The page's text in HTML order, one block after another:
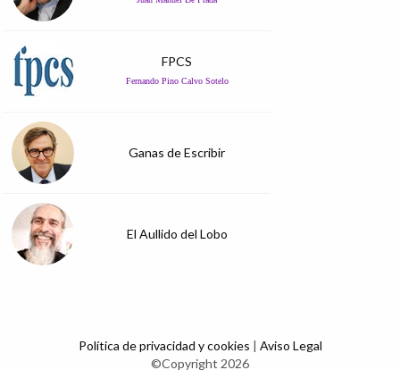
FPCS
Fernando Pino Calvo Sotelo
Ganas de Escribir
El Aullido del Lobo
Política de privacidad y cookies | Aviso Legal
©Copyright 2026